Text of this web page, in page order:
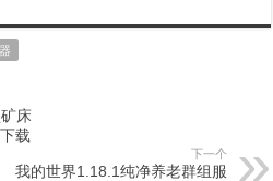
床
载
下一个
我的世界1.18.1纯净养老群组服